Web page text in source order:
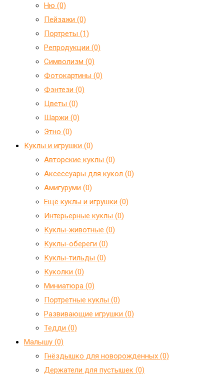
Ню (0)
Пейзажи (0)
Портреты (1)
Репродукции (0)
Символизм (0)
Фотокартины (0)
Фэнтези (0)
Цветы (0)
Шаржи (0)
Этно (0)
Куклы и игрушки (0)
Авторские куклы (0)
Аксессуары для кукол (0)
Амигуруми (0)
Ещё куклы и игрушки (0)
Интерьерные куклы (0)
Куклы-животные (0)
Куклы-обереги (0)
Куклы-тильды (0)
Куколки (0)
Миниатюра (0)
Портретные куклы (0)
Развивающие игрушки (0)
Тедди (0)
Малышу (0)
Гнёздышко для новорожденных (0)
Держатели для пустышек (0)